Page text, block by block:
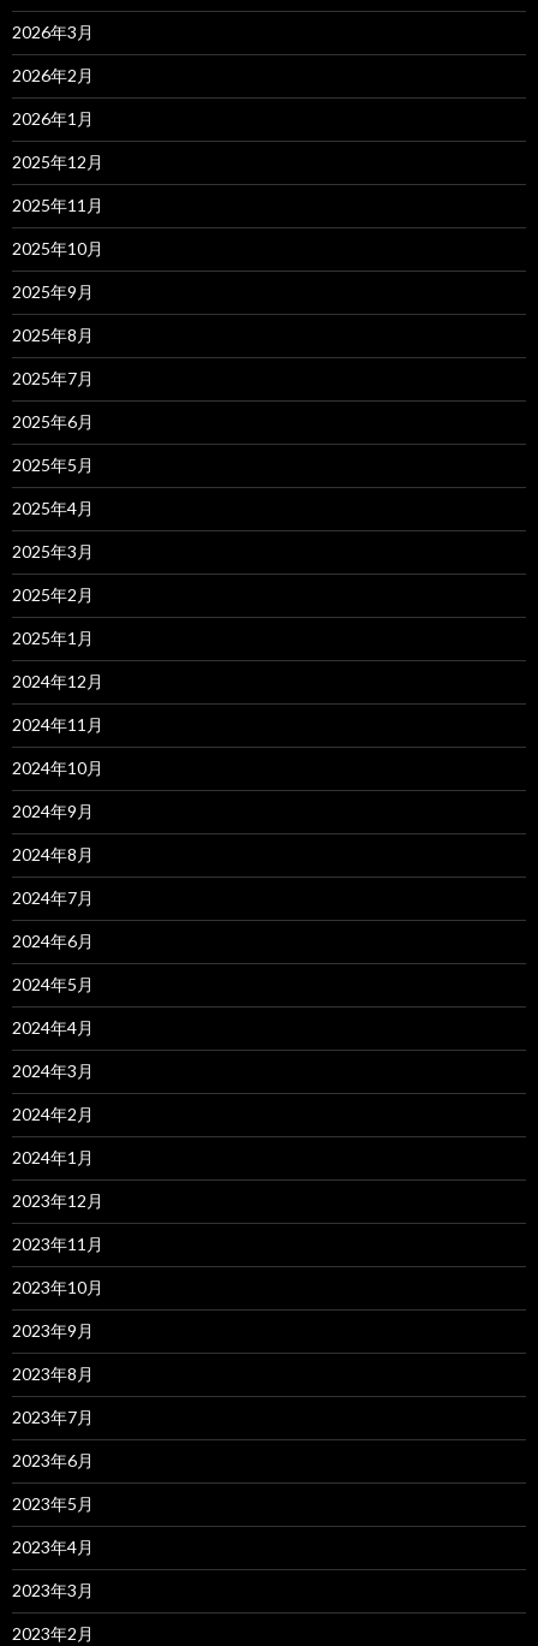
2026年3月
2026年2月
2026年1月
2025年12月
2025年11月
2025年10月
2025年9月
2025年8月
2025年7月
2025年6月
2025年5月
2025年4月
2025年3月
2025年2月
2025年1月
2024年12月
2024年11月
2024年10月
2024年9月
2024年8月
2024年7月
2024年6月
2024年5月
2024年4月
2024年3月
2024年2月
2024年1月
2023年12月
2023年11月
2023年10月
2023年9月
2023年8月
2023年7月
2023年6月
2023年5月
2023年4月
2023年3月
2023年2月